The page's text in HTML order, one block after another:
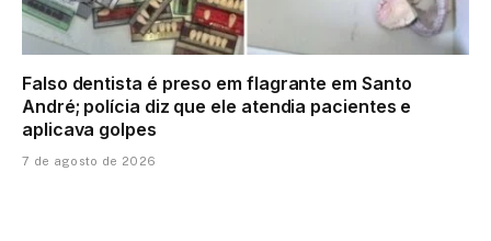
Falso dentista é preso em flagrante em Santo
André; polícia diz que ele atendia pacientes e
aplicava golpes
7 de agosto de 2026